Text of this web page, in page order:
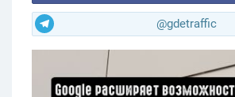
@gdetraffic